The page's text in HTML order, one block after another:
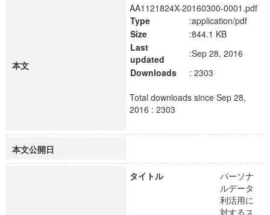
本文
AA1121824X-20160300-0001.pdf
Type
:application/pdf
Size
:844.1 KB
Last
updated
:Sep 28, 2016
Downloads
: 2303
Total downloads since Sep 28,
2016 : 2303
本文公開日
タイトル
パーソナ
ルデータ
利活用に
対するス